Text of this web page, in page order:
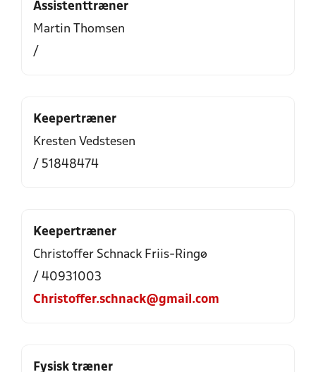
Assistenttræner
Martin Thomsen
/
Keepertræner
Kresten Vedstesen
/ 51848474
Keepertræner
Christoffer Schnack Friis-Ringø
/ 40931003
Christoffer.schnack@gmail.com
Fysisk træner